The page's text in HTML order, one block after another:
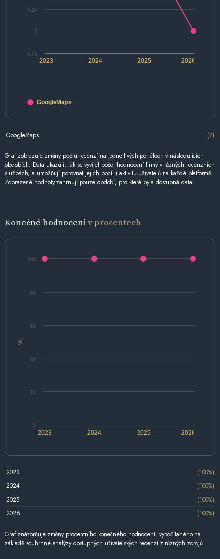
2024 2026
2023 2025
6.75
7
7.25
GoogleMaps
GoogleMaps (7)
Graf zobrazuje změny počtu recenzí na jednotlivých portálech v následujících
obdobích. Data ukazují, jak se vyvíjel počet hodnocení firmy v různých recenzních
službách, a umožňují porovnat jejich podíl i aktivitu uživatelů na každé platformě.
Zobrazené hodnoty zahrnují pouze období, pro které byla dostupná data.
Konečné hodnocenív procentech
%
2024 2026
2023 2025
0
20
40
60
80
100
2023
(100%)
2024
(100%)
2025
(100%)
2026
(100%)
Graf znázorňuje změny procentního konečného hodnocení, vypočítaného na
základě souhrnné analýzy dostupných uživatelských recenzí z různých zdrojů.